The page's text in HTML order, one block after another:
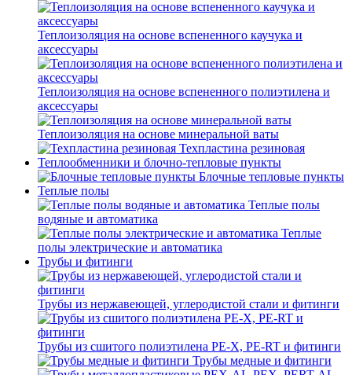
Теплоизоляция на основе вспененного каучука и
аксессуары
Теплоизоляция на основе вспененного полиэтилена и
аксессуары
Теплоизоляция на основе минеральной ваты
Техпластина резиновая
Теплообменники и блочно-тепловые пункты
Блочные тепловые пункты
Теплые полы
Теплые полы
водяные и автоматика
Теплые
полы электрические и автоматика
Трубы и фитинги
Трубы из нержавеющей, углеродистой стали и фитинги
Трубы из сшитого полиэтилена PE-X, PE-RT и фитинги
Трубы медные и фитинги